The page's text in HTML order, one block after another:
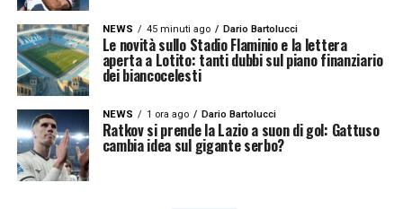
NEWS 45 minuti ago Dario Bartolucci
Le novità sullo Stadio Flaminio e la lettera
aperta a Lotito: tanti dubbi sul piano finanziario
dei biancocelesti
NEWS 1 ora ago Dario Bartolucci
Ratkov si prende la Lazio a suon di gol: Gattuso
cambia idea sul gigante serbo?